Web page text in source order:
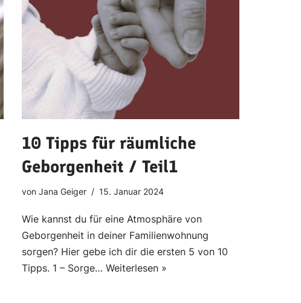
10 Tipps für räumliche
Geborgenheit / Teil1
von Jana Geiger 15. Januar 2024
Wie kannst du für eine Atmosphäre von
Geborgenheit in deiner Familienwohnung
sorgen? Hier gebe ich dir die ersten 5 von 10
Tipps. 1 – Sorge… Weiterlesen »